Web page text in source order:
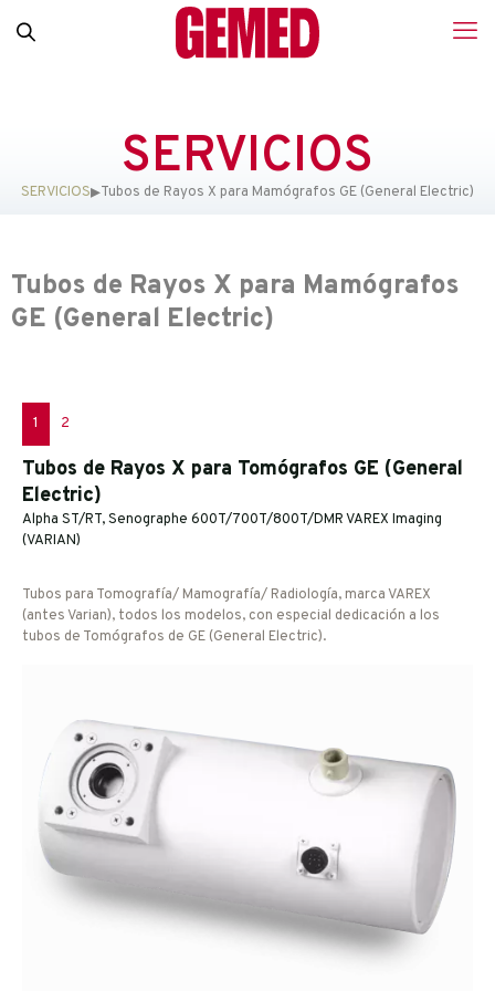
SERVICIOS
SERVICIOS▸Tubos de Rayos X para Mamógrafos GE (General Electric)
Tubos de Rayos X para Mamógrafos
GE (General Electric)
1 2
Tubos de Rayos X para Tomógrafos GE (General
Electric)
Alpha ST/RT, Senographe 600T/700T/800T/DMR VAREX Imaging
(VARIAN)
Tubos para Tomografía/ Mamografía/ Radiología, marca VAREX
(antes Varian), todos los modelos, con especial dedicación a los
tubos de Tomógrafos de GE (General Electric).